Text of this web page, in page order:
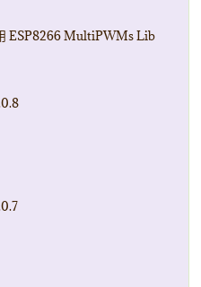
ESP8266 MultiPWMs Lib